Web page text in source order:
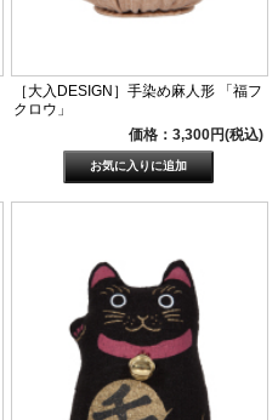
［大入DESIGN］手染め麻人形 「福フ
クロウ」
価格：3,300円(税込)